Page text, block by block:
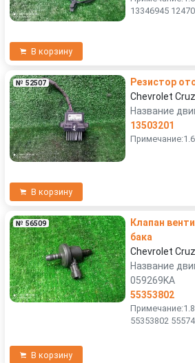
13346945
В корзину
№ 52507
Резистор
Chevrolet
Название
13503201
В корзину
№ 56509
Клапан
бака
Chevrolet
Название
059269KA
55353802
55353802
В корзину